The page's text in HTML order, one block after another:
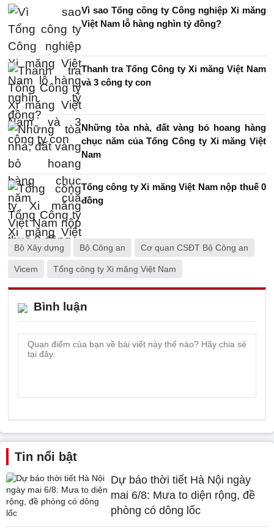
Vì sao Tổng công ty Công nghiệp Xi măng
Việt Nam lỗ hàng nghìn tỷ đồng?
Thanh tra Tổng Công ty Xi măng Việt Nam
và 3 công ty con
Những tòa nhà, đất vàng bỏ hoang hàng
chục năm của Tổng Công ty Xi măng Việt
Nam
Tổng công ty Xi măng Việt Nam nộp thuế 0
đồng
Bộ Xây dựng Bộ Công an Cơ quan CSĐT Bộ Công an
Vicem Tổng công ty Xi măng Việt Nam
Bình luận
Tin nổi bật
Dự báo thời tiết Hà Nội ngày
mai 6/8: Mưa to diện rộng, đề
phòng có dông lốc